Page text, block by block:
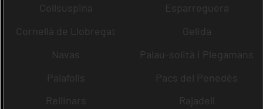
Collsuspina
Esparreguera
Cornellà de Llobregat
Gelida
Navas
Palau-solità i Plegamans
Palafolls
Pacs del Penedès
Rellinars
Rajadell